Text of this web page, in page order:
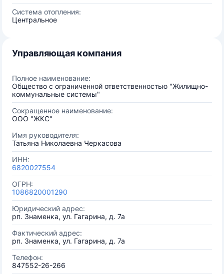
Система отопления:
Центральное
Управляющая компания
Полное наименование:
Общество с ограниченной ответственностью "Жилищно-
коммунальные системы"
Сокращенное наименование:
ООО "ЖКС"
Имя руководителя:
Татьяна Николаевна Черкасова
ИНН:
6820027554
ОГРН:
1086820001290
Юридический адрес:
рп. Знаменка, ул. Гагарина, д. 7а
Фактический адрес:
рп. Знаменка, ул. Гагарина, д. 7а
Телефон:
847552-26-266